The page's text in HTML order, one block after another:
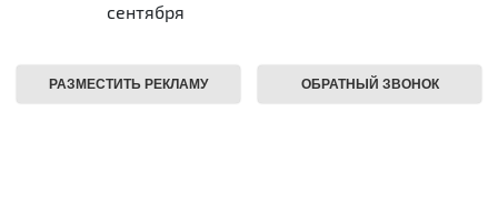
сентября
РАЗМЕСТИТЬ РЕКЛАМУ ОБРАТНЫЙ ЗВОНОК